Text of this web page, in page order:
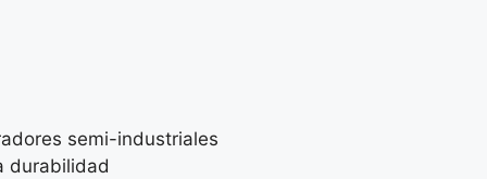
semi-industriales
durabilidad